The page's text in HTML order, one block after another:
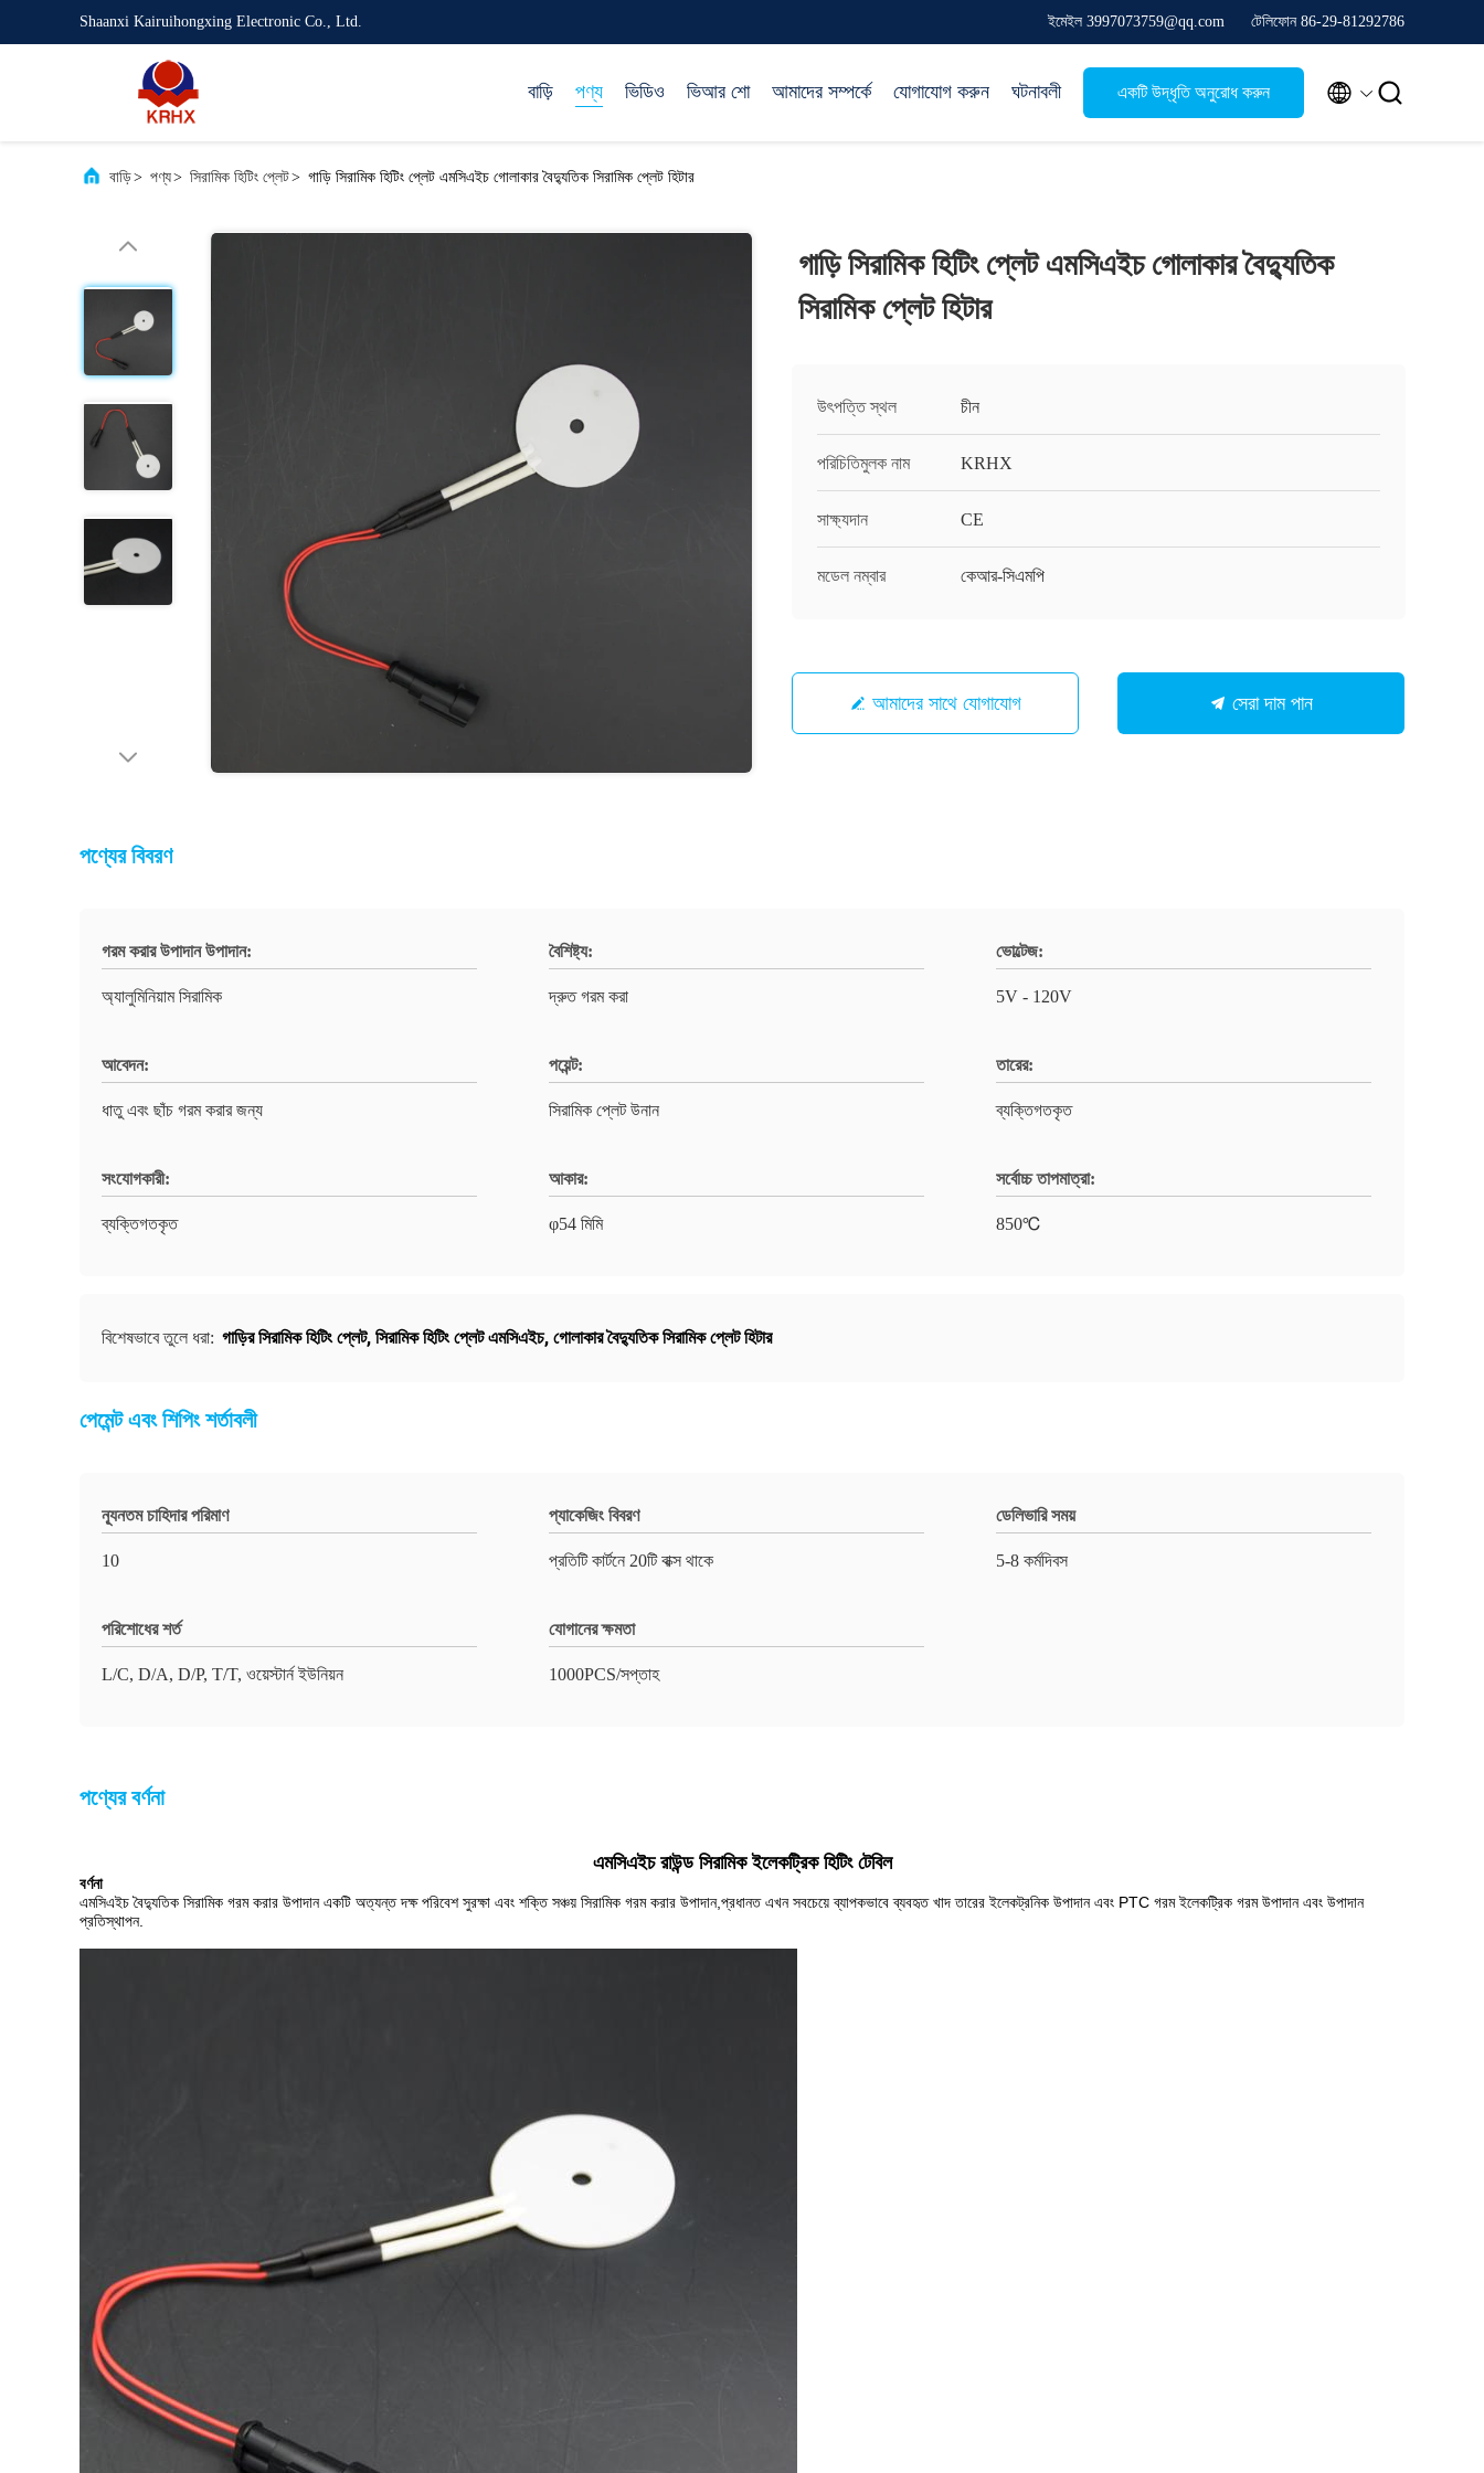
Shaanxi Kairuihongxing Electronic Co., Ltd. ইমেইল 3997073759@qq.com টেলিফোন 86-29-81292786
বাড়ি পণ্য ভিডিও ভিআর শো আমাদের সম্পর্কে যোগাযোগ করুন ঘটনাবলী একটি উদ্ধৃতি অনুরোধ করুন  
বাড়ি> পণ্য> সিরামিক হিটিং প্লেট> গাড়ি সিরামিক হিটিং প্লেট এমসিএইচ গোলাকার বৈদ্যুতিক সিরামিক প্লেট হিটার
গাড়ি সিরামিক হিটিং প্লেট এমসিএইচ গোলাকার বৈদ্যুতিক
সিরামিক প্লেট হিটার
উৎপত্তি স্থল চীন
পরিচিতিমুলক নাম KRHX
সাক্ষ্যদান CE
মডেল নম্বার কেআর-সিএমপি
আমাদের সাথে যোগাযোগ সেরা দাম পান
পণ্যের বিবরণ
গরম করার উপাদান উপাদান:
অ্যালুমিনিয়াম সিরামিক
বৈশিষ্ট্য:
দ্রুত গরম করা
ভোল্টেজ:
5V - 120V
আবেদন:
ধাতু এবং ছাঁচ গরম করার জন্য
পয়েন্ট:
সিরামিক প্লেট উনান
তারের:
ব্যক্তিগতকৃত
সংযোগকারী:
ব্যক্তিগতকৃত
আকার:
φ54 মিমি
সর্বোচ্চ তাপমাত্রা:
850℃
বিশেষভাবে তুলে ধরা: গাড়ির সিরামিক হিটিং প্লেট, সিরামিক হিটিং প্লেট এমসিএইচ, গোলাকার বৈদ্যুতিক সিরামিক প্লেট হিটার
পেমেন্ট এবং শিপিং শর্তাবলী
ন্যূনতম চাহিদার পরিমাণ
10
প্যাকেজিং বিবরণ
প্রতিটি কার্টনে 20টি বাক্স থাকে
ডেলিভারি সময়
5-8 কর্মদিবস
পরিশোধের শর্ত
L/C, D/A, D/P, T/T, ওয়েস্টার্ন ইউনিয়ন
যোগানের ক্ষমতা
1000PCS/সপ্তাহ
পণ্যের বর্ণনা
এমসিএইচ রাউন্ড সিরামিক ইলেকট্রিক হিটিং টেবিল
বর্ণনা
এমসিএইচ বৈদ্যুতিক সিরামিক গরম করার উপাদান একটি অত্যন্ত দক্ষ পরিবেশ সুরক্ষা এবং শক্তি সঞ্চয় সিরামিক গরম করার উপাদান,প্রধানত এখন সবচেয়ে ব্যাপকভাবে ব্যবহৃত খাদ তারের ইলেকট্রনিক উপাদান এবং PTC গরম ইলেকট্রিক গরম উপাদান এবং উপাদান
প্রতিস্থাপন.